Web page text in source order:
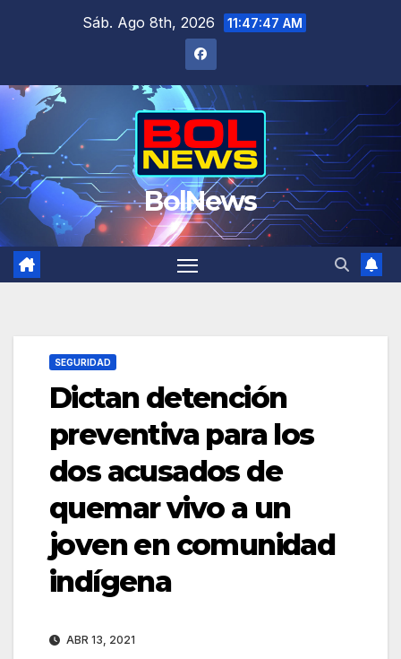
Sáb. Ago 8th, 2026 11:47:47 AM
BolNews
SEGURIDAD
Dictan detención
preventiva para los
dos acusados de
quemar vivo a un
joven en comunidad
indígena
ABR 13, 2021